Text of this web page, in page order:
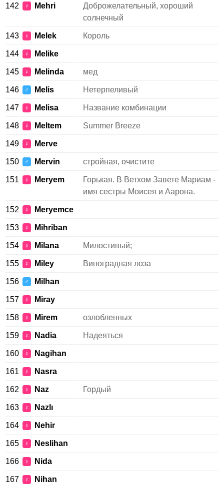
142 ♀ Mehri
Доброжелательный, хороший
солнечный
143 ♀ Melek Король
144 ♀ Melike
145 ♀ Melinda мед
146 ♂ Melis Нетерпеливый
147 ♀ Melisa Название комбинации
148 ♀ Meltem Summer Breeze
149 ♀ Merve
150 ♂ Mervin стройная, очистите
151 ♀ Meryem
Горькая. В Ветхом Завете Мариам -
имя сестры Моисея и Аарона.
152 ♀ Meryemce
153 ♀ Mihriban
154 ♀ Milana Милостивый;
155 ♀ Miley Виноградная лоза
156 ♂ Milhan
157 ♀ Miray
158 ♀ Mirem озлобленных
159 ♀ Nadia Надеяться
160 ♀ Nagihan
161 ♀ Nasra
162 ♀ Naz Гордый
163 ♀ Nazlı
164 ♀ Nehir
165 ♀ Neslihan
166 ♀ Nida
167 ♀ Nihan